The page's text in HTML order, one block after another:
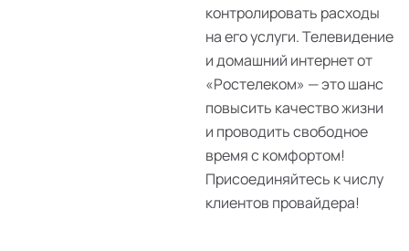
контролировать расходы
на его услуги. Телевидение
и домашний интернет от
«Ростелеком» — это шанс
повысить качество жизни
и проводить свободное
время с комфортом!
Присоединяйтесь к числу
клиентов провайдера!